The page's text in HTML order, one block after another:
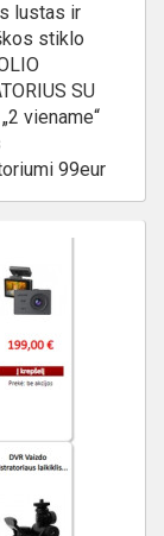
lustas ir
stiklo
SU
viename“
99eur